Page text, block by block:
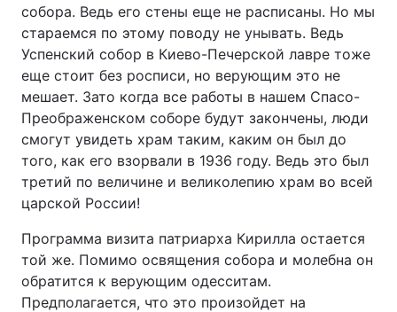
собора. Ведь его стены еще не расписаны. Но мы
стараемся по этому поводу не унывать. Ведь
Успенский собор в Киево-Печерской лавре тоже
еще стоит без росписи, но верующим это не
мешает. Зато когда все работы в нашем Спасо-
Преображенском соборе будут закончены, люди
смогут увидеть храм таким, каким он был до
того, как его взорвали в 1936 году. Ведь это был
третий по величине и великолепию храм во всей
царской России!
Программа визита патриарха Кирилла остается
той же. Помимо освящения собора и молебна он
обратится к верующим одесситам.
Предполагается, что это произойдет на